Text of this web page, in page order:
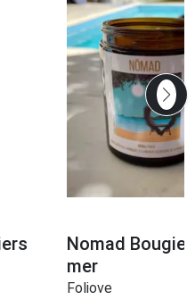
Nomad Bougie
mer
Foliove